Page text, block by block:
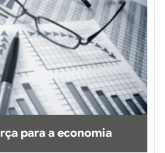
para a economia